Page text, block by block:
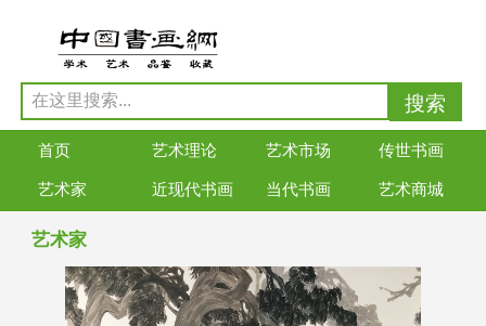
首页 艺术理论 艺术市场 传世书画
艺术家 近现代书画 当代书画 艺术商城
艺术家